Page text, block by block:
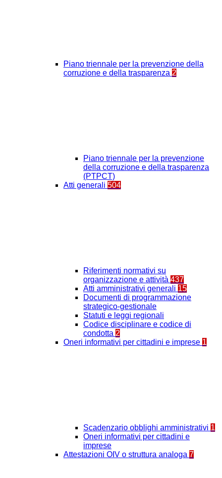
Piano triennale per la prevenzione della
corruzione e della trasparenza 2
Piano triennale per la prevenzione
della corruzione e della trasparenza
(PTPCT)
Atti generali 504
Riferimenti normativi su
organizzazione e attività 437
Atti amministrativi generali 15
Documenti di programmazione
strategico-gestionale
Statuti e leggi regionali
Codice disciplinare e codice di
condotta 2
Oneri informativi per cittadini e imprese 1
Scadenzario obblighi amministrativi 1
Oneri informativi per cittadini e
imprese
Attestazioni OIV o struttura analoga 7